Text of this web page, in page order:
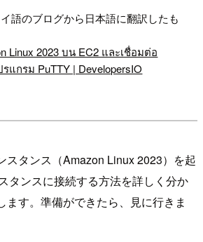
語のブログから日本語に翻訳したも
Linux 2023 บน EC2 และเชื่อมต่อ
แกรม PuTTY | DevelopersIO
スタンス（Amazon Linux 2023）を起
タンスに接続する方法を詳しく分か
ます。準備ができたら、見に行きま